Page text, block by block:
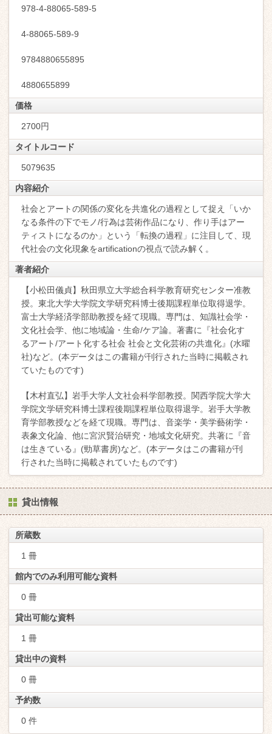
978-4-88065-589-5
4-88065-589-9
9784880655895
4880655899
価格
2700円
タイトルコード
5079635
内容紹介
社会とアートの関係の変化を共進化の過程として捉え「いか
なる条件の下でモノ/行為は芸術作品になり、作り手はアー
ティストになるのか」という「転換の過程」に注目して、現
代社会の文化現象をartificationの視点で読み解く。
著者紹介
【小松田儀貞】秋田県立大学総合科学教育研究センター准教
授。東北大学大学院文学研究科博士後期課程単位取得退学。
富士大学経済学部助教授を経て現職。専門は、知識社会学・
文化社会学、他に地域論・生命/ケア論。著書に『社会化す
るアート/アート化する社会 社会と文化芸術の共進化』(水曜
社)など。(本データはこの書籍が刊行された当時に掲載され
ていたものです)
【木村直弘】岩手大学人文社会科学部教授。関西学院大学大
学院文学研究科博士課程後期課程単位取得退学。岩手大学教
育学部教授などを経て現職。専門は、音楽学・美学藝術学・
表象文化論、他に宮沢賢治研究・地域文化研究。共著に『音
は生きている』(勁草書房)など。(本データはこの書籍が刊
行された当時に掲載されていたものです)
貸出情報
所蔵数
1 冊
館内でのみ利用可能な資料
0 冊
貸出可能な資料
1 冊
貸出中の資料
0 冊
予約数
0 件